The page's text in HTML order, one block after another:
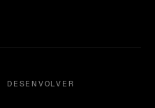
DESENVOLVER